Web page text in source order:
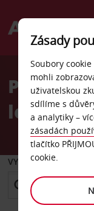
Welcome
Avis
letiště
VYZVEDNOUT Z
Zásady
Soubory
mohli
uživatelskou
sdílíme s
a analytiky –
zásadách
tlačítko
cookie.